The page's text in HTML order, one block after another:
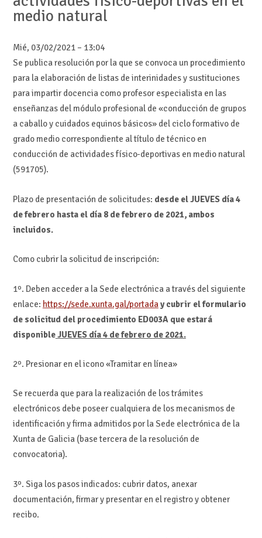
medio natural
Mié, 03/02/2021 – 13:04
Se publica resolución por la que se convoca un procedimiento
para la elaboración de listas de interinidades y sustituciones
para impartir docencia como profesor especialista en las
enseñanzas del módulo profesional de «conducción de grupos
a caballo y cuidados equinos básicos» del ciclo formativo de
grado medio correspondiente al título de técnico en
conducción de actividades físico-deportivas en medio natural
(591705).
Plazo de presentación de solicitudes: desde el JUEVESdía4
de febrero hasta el día 8 de febrero de 2021, ambos
incluidos.
Como cubrir la solicitud de inscripción:
1º. Deben acceder a la Sede electrónica a través del siguiente
enlace: https://sede.xunta.gal/portaday cubrir el formulario
de solicitud del procedimiento ED003A que estará
disponibleJUEVESdía4de febrero de 2021.
2º. Presionar en el icono «Tramitar en línea»
Se recuerda que para la realización de los trámites
electrónicos debe poseer cualquiera de los mecanismos de
identificación y firma admitidos por la Sede electrónica de la
Xunta de Galicia (base tercera de la resolución de
convocatoria).
3º. Siga los pasos indicados: cubrir datos, anexar
documentación, firmar y presentar en el registro y obtener
recibo.